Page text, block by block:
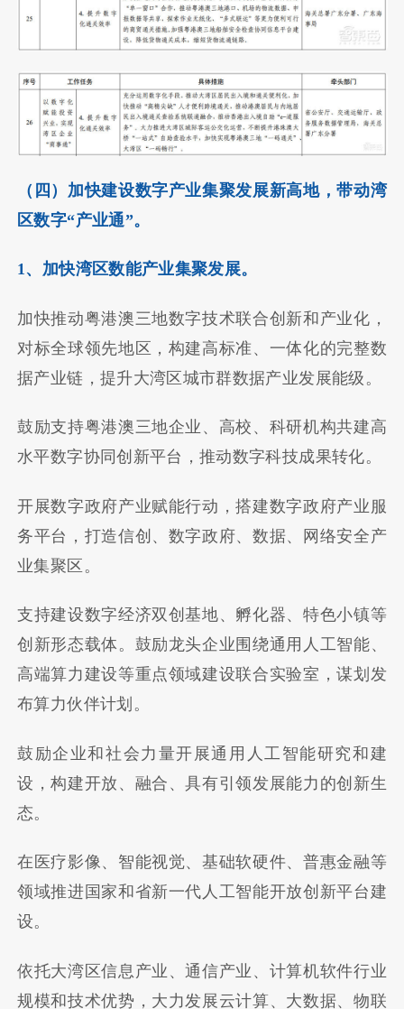
（四）加快建设数字产业集聚发展新高地，带动湾
区数字“产业通”。
1、加快湾区数能产业集聚发展。
加快推动粤港澳三地数字技术联合创新和产业化，
对标全球领先地区，构建高标准、一体化的完整数
据产业链，提升大湾区城市群数据产业发展能级。
鼓励支持粤港澳三地企业、高校、科研机构共建高
水平数字协同创新平台，推动数字科技成果转化。
开展数字政府产业赋能行动，搭建数字政府产业服
务平台，打造信创、数字政府、数据、网络安全产
业集聚区。
支持建设数字经济双创基地、孵化器、特色小镇等
创新形态载体。鼓励龙头企业围绕通用人工智能、
高端算力建设等重点领域建设联合实验室，谋划发
布算力伙伴计划。
鼓励企业和社会力量开展通用人工智能研究和建
设，构建开放、融合、具有引领发展能力的创新生
态。
在医疗影像、智能视觉、基础软硬件、普惠金融等
领域推进国家和省新一代人工智能开放创新平台建
设。
依托大湾区信息产业、通信产业、计算机软件行业
规模和技术优势，大力发展云计算、大数据、物联